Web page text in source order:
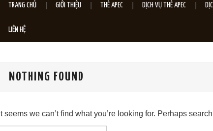
TRANG CHỦ GIỚI THIỆU THẺ APEC DỊCH VỤ THẺ APEC
LIÊN HỆ
NOTHING FOUND
It seems we can’t find what you’re looking for. Perhaps